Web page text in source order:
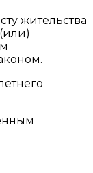
жительства